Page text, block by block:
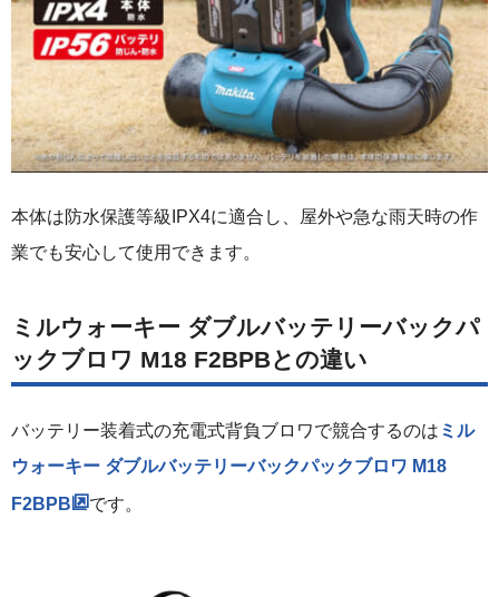
本体は防水保護等級IPX4に適合し、屋外や急な雨天時の作
業でも安心して使用できます。
ミルウォーキー ダブルバッテリーバックパ
ックブロワ M18 F2BPBとの違い
バッテリー装着式の充電式背負ブロワで競合するのは ミル
ウォーキー ダブルバッテリーバックパックブロワ M18
F2BPB
です。